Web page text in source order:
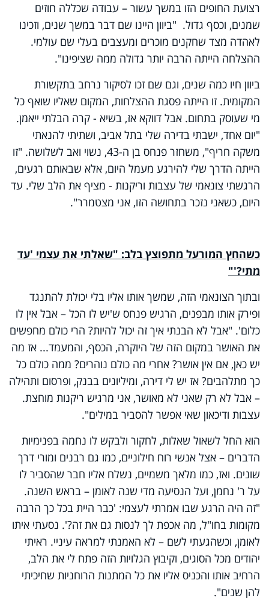
רצועת החופים הזו במשך עשור – עבודה שכללה חוזים
שמנים, וכסף גדול. "ביוון היינו שם דבר במשך שנים, וזכינו
לאהדה מצד שחקנים מוכרים ומעצבים בעלי שם עולמי.
ההצלחה הייתה הרבה יותר גדולה ממה שציפינו".
ביוון חיו כמה שנים, וגם שם זכו לסיקור נרחב בתקשורת
המקומית. זו הייתה פסגת ההצלחות, המקום שאליו שואף כל
מי שעוסק בתחום. אבל דווקא אז, בשיא - קרה הבלתי ייאמן.
"יום אחד, ישבתי בדירה שלי בתל אביב, ושתיתי להנאתי
משקה חריף", משחזר פנחס בן ה-43, נשוי ואב לשלושה. "זו
הייתה הדרך שלי להירגע מעמל היום, אלא שבאותם רגעים,
הרגשתי צונאמי של עצבות וריקנות - מציף את הלב שלי. עד
היום, כשאני נזכר בתחושה הזו, אני מצטמרר".
כשהחץ המורעל מתפוצץ בלב: "שאלתי את עצמי 'עד
מתי?'"
ובתוך הצונאמי הזה, שמשך אותו אליו בלי יכולת להתנגד
ופירק אותו מבפנים, הרגיש פנחס ש'יש לו הכל – אבל אין לו
כלום'. "אבל לא הבנתי איך זה יכול להיות? הרי כולם מחפשים
את האושר במקום הזה של היוקרה, הכסף, והמעמד... אז מה
יש כאן, אם אין אושר? אחרי מה כולם נוהרים? ממה כולם כל
כך מתלהבים? אז יש לי דירה, ומיליונים בבנק, ופרסום ותהילה
– אבל לא רק שאני לא מאושר, אני מרגיש ריקנות מוחצת.
עצבות ודיכאון שאי אפשר להסביר במילים".
הוא החל לשאול שאלות, לחקור ולבקש לו נחמה בפנימיות
הדברים – אצל אנשי רוח חילוניים, כמו גם רבנים ומורי דרך
שונים. ואז, כמו מלאך משמיים, נשלח אליו חבר שהסביר לו
על ר' נחמן, ועל הנסיעה מדי שנה לאומן – בראש השנה.
"זה היה הרגע שבו אמרתי לעצמי: 'כבר היית בכל כך הרבה
מקומות בחו"ל, מה אכפת לך לנסות גם את זה?'. נסעתי איתו
לאומן, וכשהגעתי לשם – לא האמנתי למראה עיניי. ראיתי
יהודים מכל הסוגים, וקיבוץ הגלויות הזה פתח לי את הלב,
הרחיב אותו והכניס אליו את כל המתנות הרוחניות שחיכיתי
להן שנים".